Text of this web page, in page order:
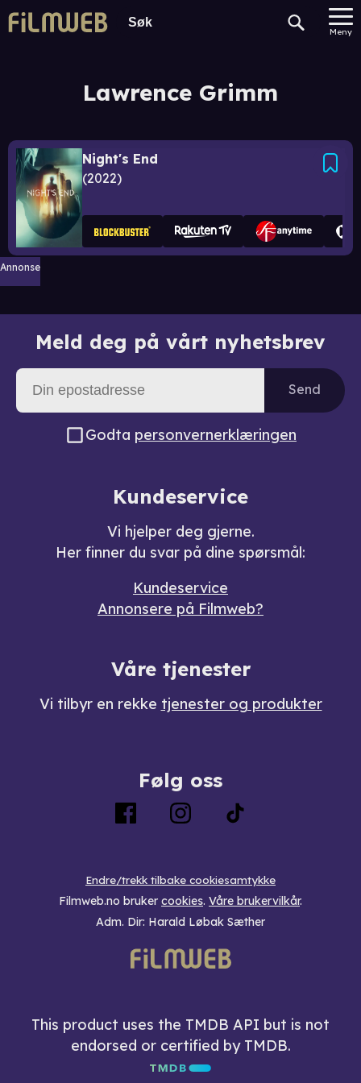
Meny
Lawrence Grimm
Night's End
2022
Annonse
Meld deg på vårt nyhetsbrev
Send
Godta personvernerklæringen
Kundeservice
Vi hjelper deg gjerne.
Her finner du svar på dine spørsmål:
Kundeservice
Annonsere på Filmweb?
Våre tjenester
Vi tilbyr en rekke tjenester og produkter
Følg oss
Endre/trekk tilbake cookiesamtykke
Filmweb.no bruker cookies. Våre brukervilkår.
Adm. Dir: Harald Løbak Sæther
This product uses the TMDB API but is not
endorsed or certified by TMDB.